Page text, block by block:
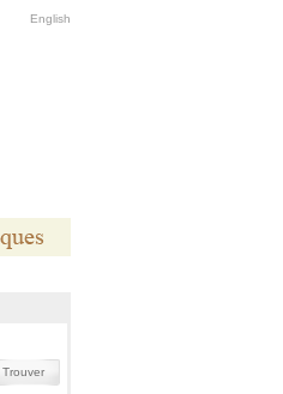
English
Trouver